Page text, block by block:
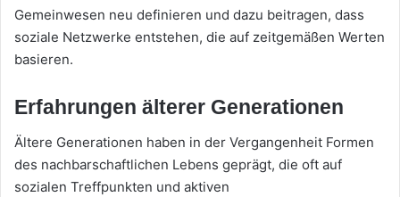
Gemeinwesen neu definieren und dazu beitragen, dass
soziale Netzwerke entstehen, die auf zeitgemäßen Werten
basieren.
Erfahrungen älterer Generationen
Ältere Generationen haben in der Vergangenheit Formen
des nachbarschaftlichen Lebens geprägt, die oft auf
sozialen Treffpunkten und aktiven